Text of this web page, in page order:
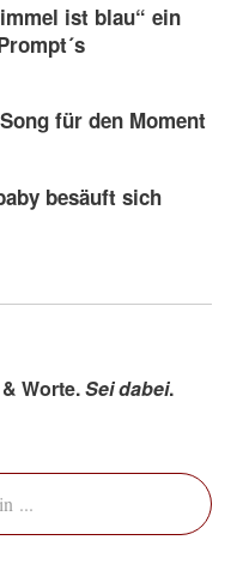
ist blau“ ein
für den Moment
besäuft sich
Worte.Sei dabei.